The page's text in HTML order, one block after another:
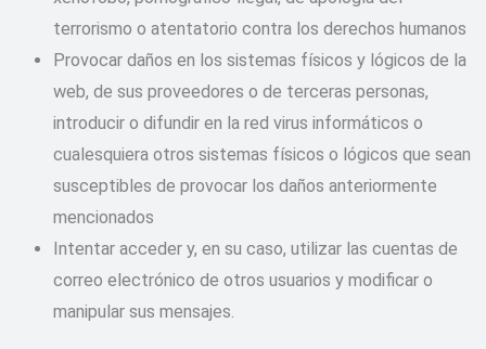
terrorismo o atentatorio contra los derechos humanos
Provocar daños en los sistemas físicos y lógicos de la
web, de sus proveedores o de terceras personas,
introducir o difundir en la red virus informáticos o
cualesquiera otros sistemas físicos o lógicos que sean
susceptibles de provocar los daños anteriormente
mencionados
Intentar acceder y, en su caso, utilizar las cuentas de
correo electrónico de otros usuarios y modificar o
manipular sus mensajes.